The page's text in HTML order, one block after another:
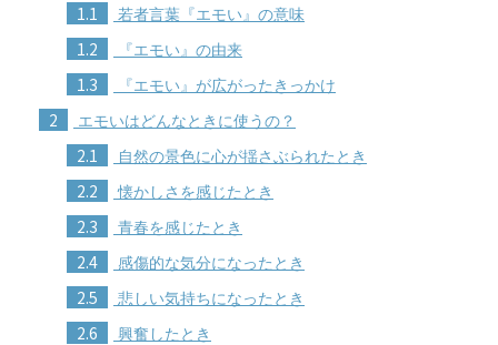
1.1 若者言葉『エモい』の意味
1.2 『エモい』の由来
1.3 『エモい』が広がったきっかけ
2 エモいはどんなときに使うの？
2.1 自然の景色に心が揺さぶられたとき
2.2 懐かしさを感じたとき
2.3 青春を感じたとき
2.4 感傷的な気分になったとき
2.5 悲しい気持ちになったとき
2.6 興奮したとき